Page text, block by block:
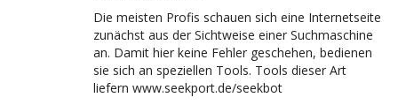
Die meisten Profis schauen sich eine Internetseite
zunächst aus der Sichtweise einer Suchmaschine
an. Damit hier keine Fehler geschehen, bedienen
sie sich an speziellen Tools. Tools dieser Art
liefern www.seekport.de/seekbot